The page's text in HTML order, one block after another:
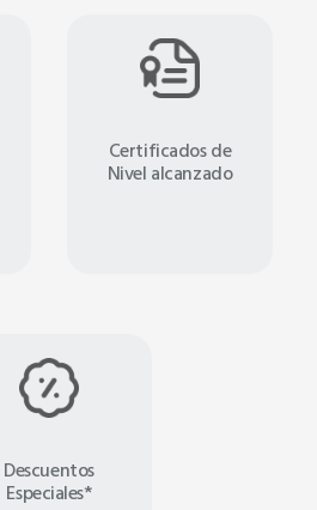
Certificados de
Nivel alcanzado
Descuentos
Especiales*